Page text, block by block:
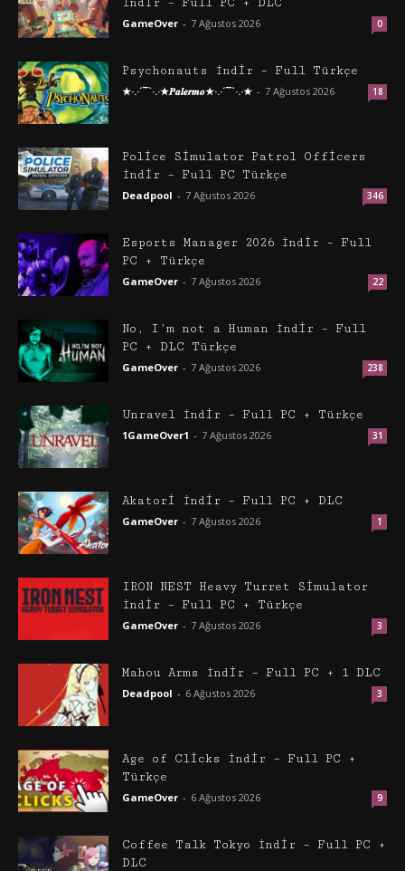
GameOver - 7 Ağustos 2026 0
Psychonauts İndir – Full Türkçe
★·.·´¯`·.·★𝑷𝒂𝒍𝒆𝒓𝒎𝒐★·.·´¯`·.·★ - 7 Ağustos 2026 18
Police Simulator Patrol Officers
İndir – Full PC Türkçe
Deadpool - 7 Ağustos 2026 346
Esports Manager 2026 İndir – Full
PC + Türkçe
GameOver - 7 Ağustos 2026 22
No, I’m not a Human İndir – Full
PC + DLC Türkçe
GameOver - 7 Ağustos 2026 238
Unravel İndir – Full PC + Türkçe
1GameOver1 - 7 Ağustos 2026 31
Akatori İndir – Full PC + DLC
GameOver - 7 Ağustos 2026 1
IRON NEST Heavy Turret Simulator
İndir – Full PC + Türkçe
GameOver - 7 Ağustos 2026 3
Mahou Arms İndir – Full PC + 1 DLC
Deadpool - 6 Ağustos 2026 3
Age of Clicks İndir – Full PC +
Türkçe
GameOver - 6 Ağustos 2026 9
Coffee Talk Tokyo İndir – Full PC +
DLC